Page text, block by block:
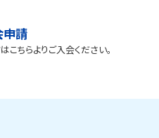
申請
ちらよりご入会ください。